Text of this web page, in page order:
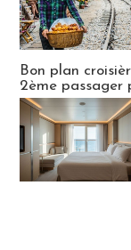
Bon plan
2ème passager